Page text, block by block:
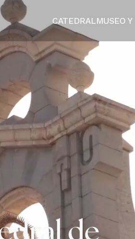
CATEDRALMUSEO
de